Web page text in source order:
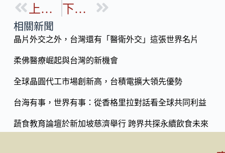
b
o
k
p
Li
n
k
上一篇 下一篇
相關新聞
晶片外交之外，台灣還有「醫衛外交」這張世界名片
柔佛醫療崛起與台灣的新機會
全球晶圓代工市場創新高，台積電擴大領先優勢
台海有事，世界有事：從香格里拉對話看全球共同利益
蔬食教育論壇於新加坡慈濟舉行 跨界共探永續飲食未來